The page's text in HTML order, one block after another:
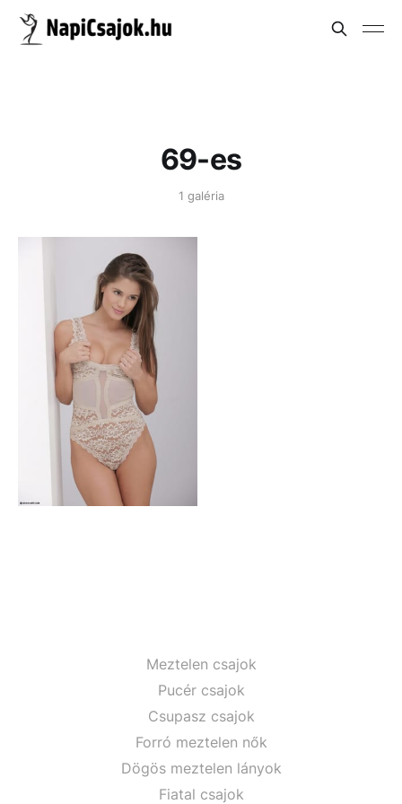
69-es
1 galéria
Meztelen csajok
Pucér csajok
Csupasz csajok
Forró meztelen nők
Dögös meztelen lányok
Fiatal csajok